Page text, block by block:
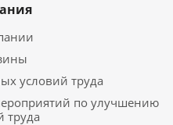
условий труда
по улучшению
труда